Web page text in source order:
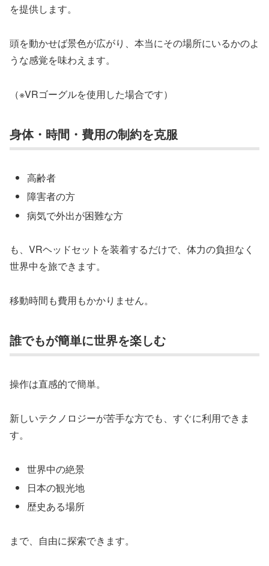
を提供します。
頭を動かせば景色が広がり、本当にその場所にいるかのよ
うな感覚を味わえます。
（※VRゴーグルを使用した場合です）
身体・時間・費用の制約を克服
高齢者
障害者の方
病気で外出が困難な方
も、VRヘッドセットを装着するだけで、体力の負担なく
世界中を旅できます。
移動時間も費用もかかりません。
誰でもが簡単に世界を楽しむ
操作は直感的で簡単。
新しいテクノロジーが苦手な方でも、すぐに利用できま
す。
世界中の絶景
日本の観光地
歴史ある場所
まで、自由に探索できます。